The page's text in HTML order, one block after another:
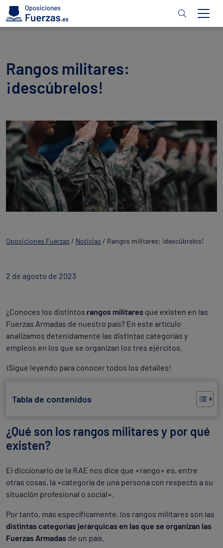
Rangos militares:
¡descúbrelos!
Oposiciones Fuerzas / Noticias / Rangos militares: ¡descúbrelos!
2 de agosto de 2023
¿Conoces los distintos rangos militares que existen en las
Fuerzas Armadas de nuestro país? En este artículo
analizamos detenidamente las distintas categorías y
empleos en los que se organizan los tres ejércitos.
¡Sigue leyendo para conocer todos los detalles!
Tabla de contenidos
¿Qué son los rangos militares y por qué
existen?
El diccionario de la RAE nos dice que «rango» es, entre
otras cosas, la «categoría de una persona con respecto a su
situación profesional o social».
Por tanto, más específicamente, los rangos militares son las
distintas categorías jerárquicas en las que se organizan las
Fuerzas Armadas de un país.